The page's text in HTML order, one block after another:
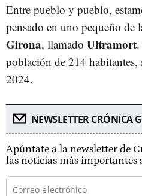
Entre pueblo y pueblo,
pensado en uno pequeño de
Girona, llamado Ultramort
población de 214
2024.
NEWSLETTER CRÓNICA
Apúntate a la newsletter de
las noticias más importantes